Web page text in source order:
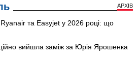
АРХІВ
та Easyjet у 2026 році: що
вийшла заміж за Юрія Ярошенка